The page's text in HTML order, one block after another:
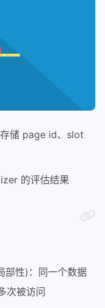
储 page id、slot
的评估结果
性)：同一个数据
次被访问